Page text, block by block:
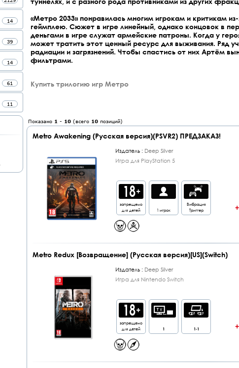
14
39
14
61
11
«Метро 2033» понравилась многим игрокам и критикам
геймплею. Сюжет в игре линейный, однако концовок в
деньгами в игре служат армейские патроны. Когда у
может тратить этот ценный ресурс для выживания. Ряд
радиации и загрязнений. Чтобы спастись от них Артём
фильтрами.
Купить трилогию игр Метро
Показано 1 - 10 (всего 10 позиций)
Metro Awakening (Русская версия)(PSVR2) ПРЕДЗАКАЗ!
Издатель : Deep Silver
Игра для PlayStation 5
запрещено
для детей
1 игрок
Вибрация
Триггер
Metro Redux [Возвращение] (Русская версия)[US](Switch)
Издатель : Deep Silver
Игра для Nintendo Switch
запрещено
для детей
1 1-1